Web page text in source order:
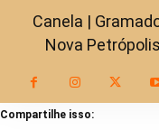
Canela |
Nova
Compartilhe isso: